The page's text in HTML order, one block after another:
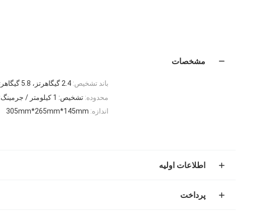
مشخصات
باند تشخیص: 2.4 گیگاهرتز، 5.8 گیگاهرتز
محدوده: تشخیص: 1 کیلومتر / جرمینگ: 1.5 کیلوگرم
اندازه: 305mm*265mm*145mm
اطلاعات اولیه
پرداخت